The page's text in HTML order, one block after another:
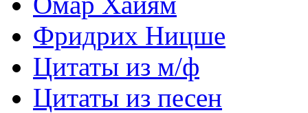
Фридрих Ницше
Цитаты из м/ф
Цитаты из песен